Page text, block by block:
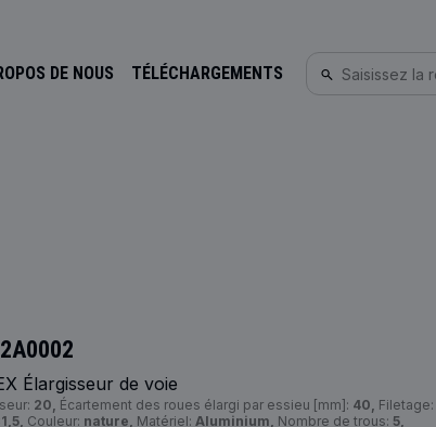
DE NOUS TÉLÉCHARGEMENTS
Élargisseur de voie
20, Écartement des roues élargi par essieu [mm]: 40, Filetage:
Couleur: nature, Matériel: Aluminium, Nombre de trous: 5,